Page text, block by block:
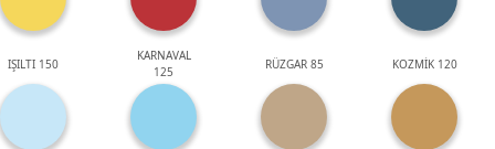
IŞILTI 150
KARNAVAL
125
RÜZGAR 85 KOZMİK 120